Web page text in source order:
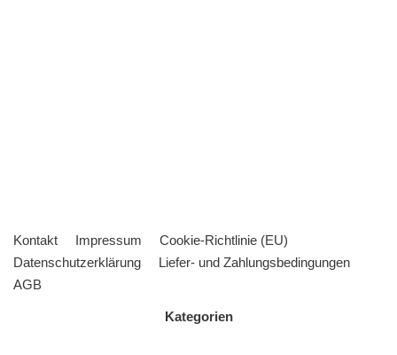
Kontakt Impressum
Cookie-Richtlinie (EU)
Datenschutzerklärung
Liefer- und Zahlungsbedingungen
AGB
Kategorien